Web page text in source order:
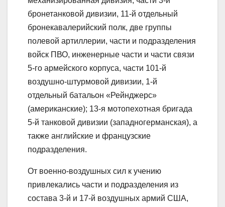
бронетанковой дивизии, 11-й отдельный
бронекавалерийский полк, две группы
полевой артиллерии, части и подразделения
войск ПВО, инженерные части и части связи
5-го армейского корпуса, части 101-й
воздушно-штурмовой дивизии, 1-й
отдельный батальон «Рейнджерс»
(американские); 13-я мотопехотная бригада
5-й танковой дивизии (западногерманская), а
также английские и французские
подразделения.
От военно-воздушных сил к учению
привлекались части и подразделения из
состава 3-й и 17-й воздушных армий США,